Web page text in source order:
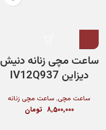
ساعت مچی زنانه دنیش
دیزاین IV12Q937
ساعت مچی, ساعت مچی زنانه
8,500,000 تومان